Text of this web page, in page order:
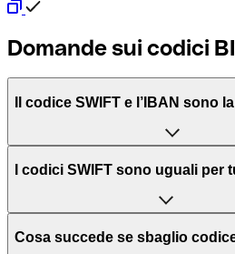
Domande sui codici
Il codice SWIFT e l’IBAN sono
L'acronimo SWIFT sta per
per l’elaborazione dei pagamenti
I codici SWIFT sono uguali per
Dipende dalle banche. In alcuni
Cosa succede se sbaglio